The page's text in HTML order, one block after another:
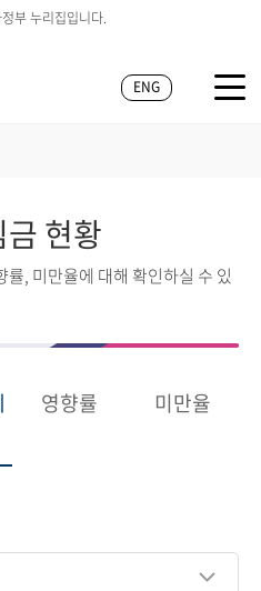
부 누리집입니다.
ENG
현황
, 미만율에 대해 확인하실 수 있
영향률 미만율